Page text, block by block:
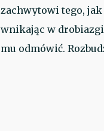
zachwytowi tego,
wnikając w
mu odmówić.